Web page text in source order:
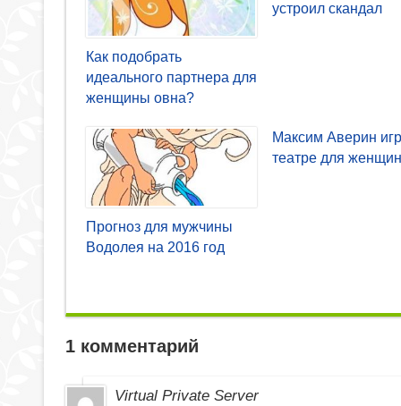
Как подобрать
идеального партнера для
женщины овна?
устроил скандал
Прогноз для мужчины
Водолея на 2016 год
Максим Аверин
театре для женщин
1 комментарий
Virtual Private Server